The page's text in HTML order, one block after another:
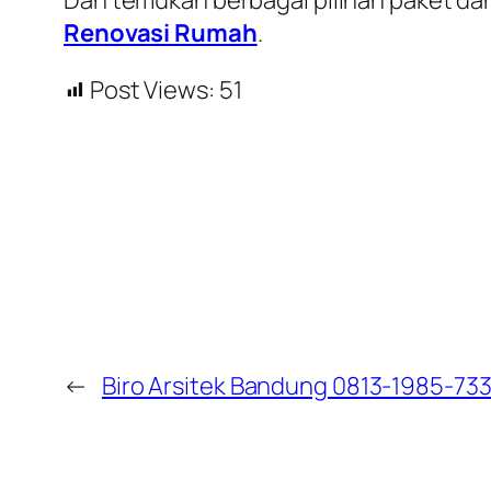
Renovasi Rumah.
Post Views: 51
← Biro Arsitek Bandung 0813-1985-